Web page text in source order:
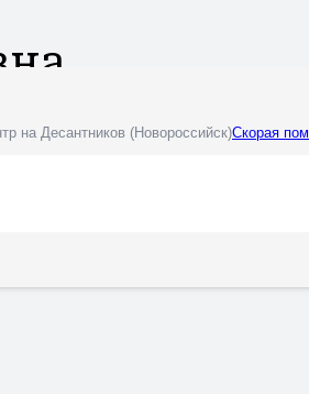
на Десантников (Новороссийск)Скорая
как колит, гастрит, язвенная